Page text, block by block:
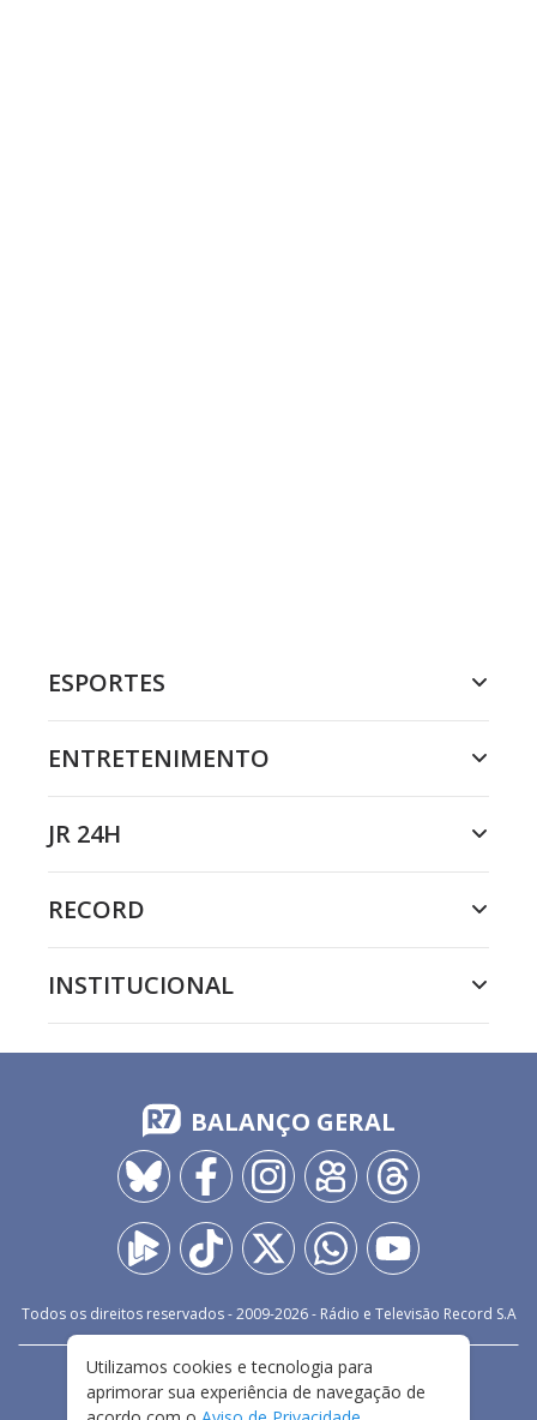
ESPORTES
ENTRETENIMENTO
JR 24H
RECORD
INSTITUCIONAL
BALANÇO GERAL
Todos os direitos reservados - 2009-2026- Rádio e Televisão Record S.A
FALE CONOSCO
PRIVACIDADE
TERMOS E CONDIÇÕES DE USO
Utilizamos cookies e tecnologia para
aprimorar sua experiência de navegação de